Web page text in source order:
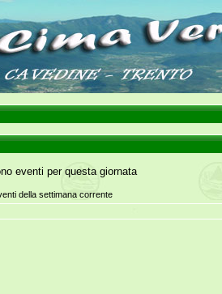
eventi per questa giornata
della settimana corrente